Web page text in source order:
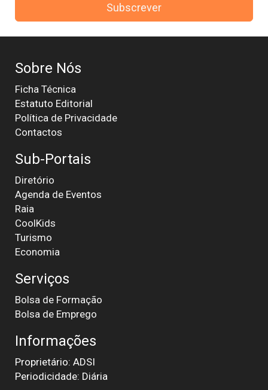
Subscrever
Sobre Nós
Ficha Técnica
Estatuto Editorial
Política de Privacidade
Contactos
Sub-Portais
Diretório
Agenda de Eventos
Raia
CoolKids
Turismo
Economia
Serviços
Bolsa de Formação
Bolsa de Emprego
Informações
Proprietário: ADSI
Periodicidade: Diária